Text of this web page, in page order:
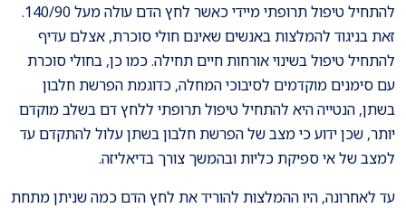
להתחיל טיפול תרופתי מיידי כאשר לחץ הדם עולה מעל 140/90.
זאת בניגוד להמלצות באנשים שאינם חולי סוכרת, אצלם עדיף
להתחיל טיפול בשינוי אורחות חיים תחילה. כמו כן, בחולי סוכרת
עם סימנים מוקדמים לסיבוכי המחלה, כדוגמת הפרשת חלבון
בשתן, הנטייה היא להתחיל טיפול תרופתי ללחץ דם בשלב מוקדם
יותר, שכן ידוע כי מצב של הפרשת חלבון בשתן עלול להתקדם עד
למצב של אי ספיקת כליות ובהמשך צורך בדיאליזה.
עד לאחרונה, היו ההמלצות להוריד את לחץ הדם כמה שניתן מתחת